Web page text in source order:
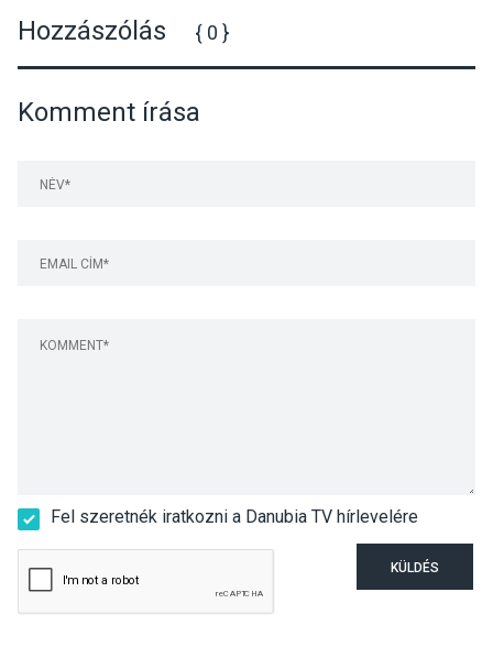
Hozzászólás { 0 }
Komment írása
Fel szeretnék iratkozni a Danubia TV hírlevelére
KÜLDÉS